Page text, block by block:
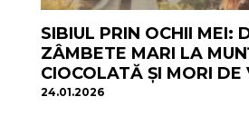
SIBIUL PRIN OCHII MEI:
ZÂMBETE MARI LA
CIOCOLATĂ ȘI MORI DE
24.01.2026